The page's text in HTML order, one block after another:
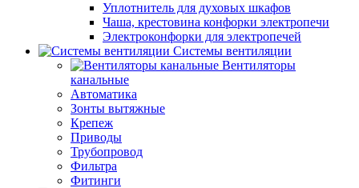
Уплотнитель для духовых шкафов
Чаша, крестовина конфорки электропечи
Электроконфорки для электропечей
Системы вентиляции
Вентиляторы
канальные
Автоматика
Зонты вытяжные
Крепеж
Приводы
Трубопровод
Фильтра
Фитинги